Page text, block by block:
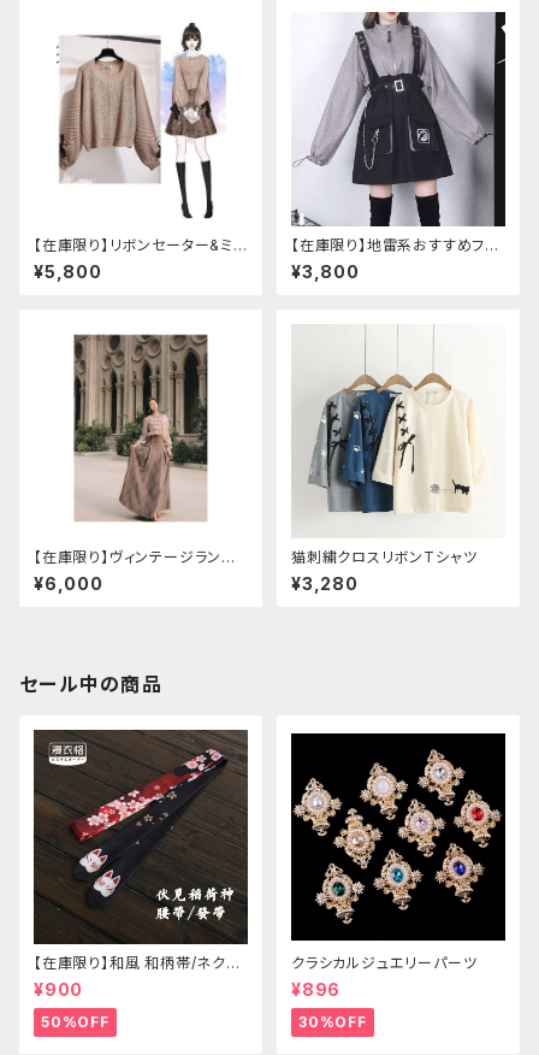
【在庫限り】リボンセーター&ミニ
スカート セットアップ
¥5,800
【在庫限り】地雷系おすすめフリ
ースセットアップ ワンピース＋ウ
エストストラップベルト
¥3,800
【在庫限り】ヴィンテージランタ
ン袖フリルブラウス＋チェックハ
イウエストスカートセット
¥6,000
猫刺繍クロスリボンTシャツ
¥3,280
セール中の商品
【在庫限り】和風 和柄帯/ネクタ
イ/リボン（狐面/金魚
¥900
50%OFF
クラシカルジュエリーパーツ
¥896
30%OFF